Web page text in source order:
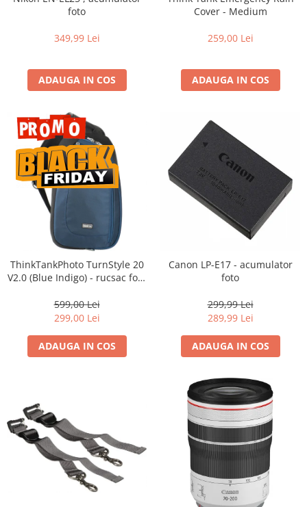
Compatibil Sony
Comander TTL
Cabluri si Patine Sincron
Alimentare auxiliara blitz
Protectie patina apa, ploaie
Bounce-uri, Softbox-uri
Ring-Flash Adaptor
Bracket-uri si suporti
Huse protectie blitz extern
Huse protectie filtre gel
Carduri memorie, Cititoare
Carduri memorie
Cititoare carduri
Telecomenzi
LCD protectie
Recordere audio digitale
Acumulatori si baterii
Acumulatori Foto
foto
349,99 Lei
ADAUGA IN COS
Cover - Medium
259,00 Lei
ADAUGA IN COS
ThinkTankPhoto TurnStyle 20
V2.0 (Blue Indigo) - rucsac foto
599,00 Lei
299,00 Lei
ADAUGA IN COS
Canon LP-E17 - acumulator
foto
299,99 Lei
289,99 Lei
ADAUGA IN COS